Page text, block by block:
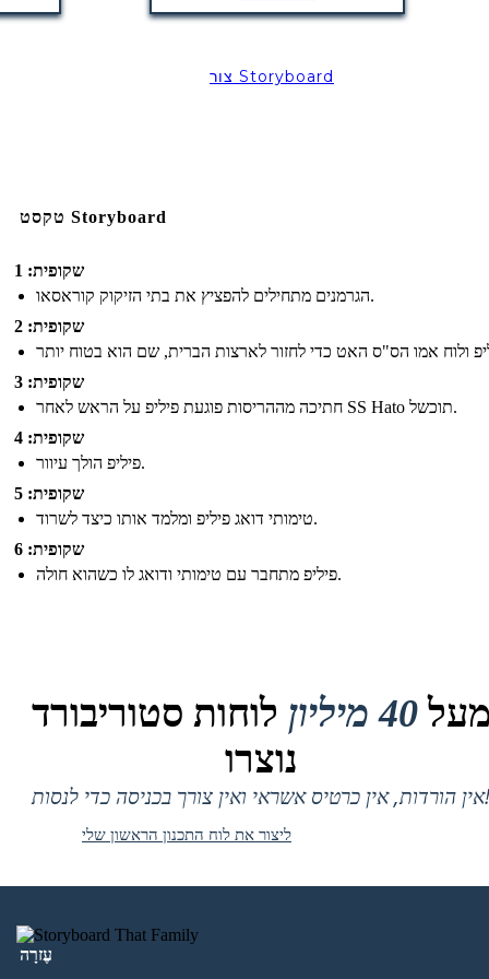
צור Storyboard
טקסט Storyboard
שקופית: 1
הגרמנים מתחילים להפציץ את בתי הזיקוק קוראסאו.
שקופית: 2
שקופית: 3
חתיכה מההריסות פוגעת פיליפ על הראש לאחר SS Hato תוכשל.
שקופית: 4
פיליפ הולך עיוור.
שקופית: 5
טימותי דואג פיליפ ומלמד אותו כיצד לשרוד.
שקופית: 6
פיליפ מתחבר עם טימותי ודואג לו כשהוא חולה.
40 מיליון
לוחות סטוריבורד
נוצרו
אין הורדות, אין כרטיס אשראי ואין צורך בכניסה כדי לנסות!
ליצור את לוח התכנון הראשון שלי
עֶזרָה